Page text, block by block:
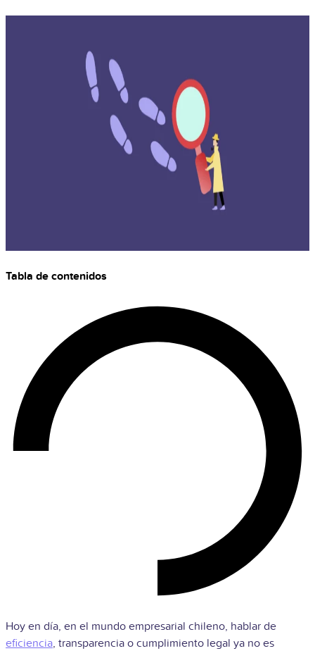
Tabla de contenidos
Hoy en día, en el mundo empresarial chileno, hablar de
eficiencia, transparencia o cumplimiento legal ya no es